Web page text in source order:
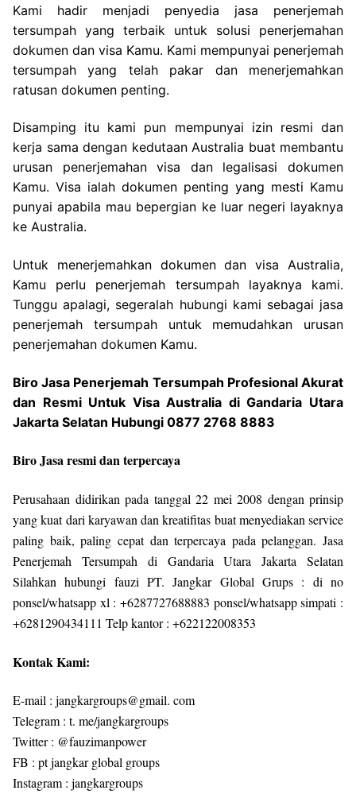
Kami hadir menjadi penyedia jasa penerjemah
tersumpah yang terbaik untuk solusi penerjemahan
dokumen dan visa Kamu. Kami mempunyai penerjemah
tersumpah yang telah pakar dan menerjemahkan
ratusan dokumen penting.
Disamping itu kami pun mempunyai izin resmi dan
kerja sama dengan kedutaan Australia buat membantu
urusan penerjemahan visa dan legalisasi dokumen
Kamu. Visa ialah dokumen penting yang mesti Kamu
punyai apabila mau bepergian ke luar negeri layaknya
ke Australia.
Untuk menerjemahkan dokumen dan visa Australia,
Kamu perlu penerjemah tersumpah layaknya kami.
Tunggu apalagi, segeralah hubungi kami sebagai jasa
penerjemah tersumpah untuk memudahkan urusan
penerjemahan dokumen Kamu.
Biro Jasa Penerjemah Tersumpah Profesional Akurat
dan Resmi Untuk Visa Australia di Gandaria Utara
Jakarta Selatan Hubungi 0877 2768 8883
Biro Jasa resmi dan terpercaya
Perusahaan didirikan pada tanggal 22 mei 2008 dengan prinsip
yang kuat dari karyawan dan kreatifitas buat menyediakan service
paling baik, paling cepat dan terpercaya pada pelanggan. Jasa
Penerjemah Tersumpah di Gandaria Utara Jakarta Selatan
Silahkan hubungi fauzi PT. Jangkar Global Grups : di no
ponsel/whatsapp xl : +6287727688883 ponsel/whatsapp simpati :
+6281290434111 Telp kantor : +622122008353
Kontak Kami:
E-mail : jangkargroups@gmail. com
Telegram : t. me/jangkargroups
Twitter : @fauzimanpower
FB : pt jangkar global groups
Instagram : jangkargroups